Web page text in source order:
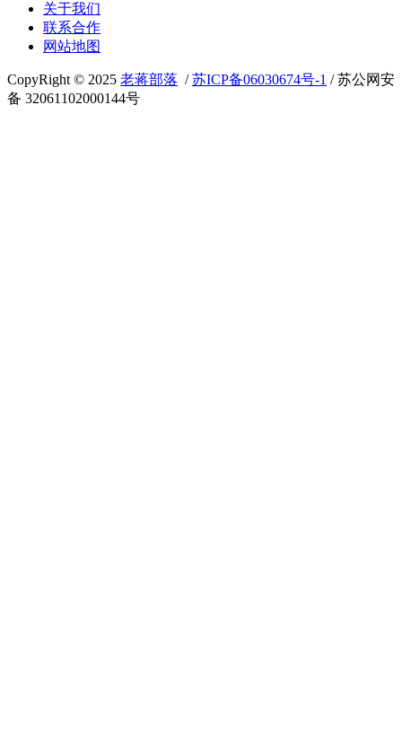
关于我们
联系合作
网站地图
CopyRight © 2025 老蒋部落 /苏ICP备06030674号-1 / 苏公网安
备 32061102000144号